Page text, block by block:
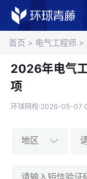
首页 > 电气工程师 >
2026年电气
项
环球网校·2026-05-07